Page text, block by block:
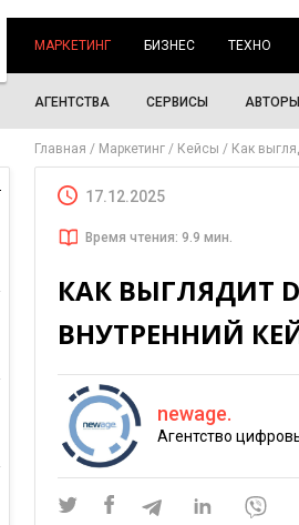
МАРКЕТИНГ БИЗНЕС ТЕХНО
АГЕНТСТВА СЕРВИСЫ АВТОРЫ
Главная Маркетинг Кейсы Как
17.12.2025
Время чтения: 9.9 мин.
КАК ВЫГЛЯДИТ
ВНУТРЕННИЙ
newage.
Агентство